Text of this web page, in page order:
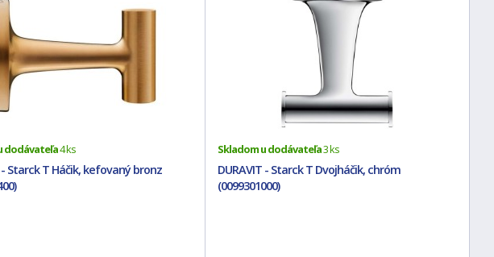
dodávateľa4 ks
- Starck T Háčik, kefovaný bronz
Skladom u dodávateľa3 ks
DURAVIT - Starck T Dvojháčik, chróm
(0099301000)